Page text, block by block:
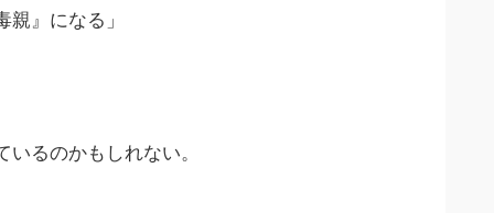
』になる」
るのかもしれない。